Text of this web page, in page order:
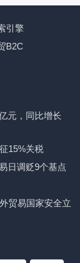
引擎
B2C
元，同比增长
15%关税
日调贬9个基点
贸易国家安全立